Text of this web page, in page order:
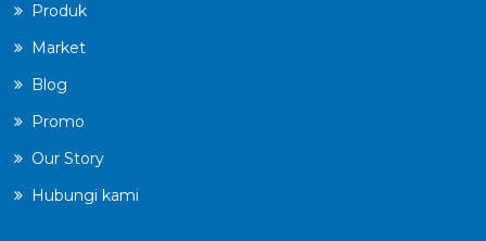
Produk
Market
Blog
Promo
Our Story
Hubungi kami